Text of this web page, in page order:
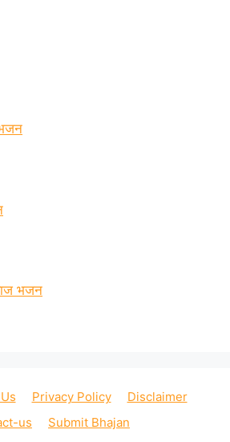
भजन
Privacy Policy
Disclaimer
us
Submit Bhajan